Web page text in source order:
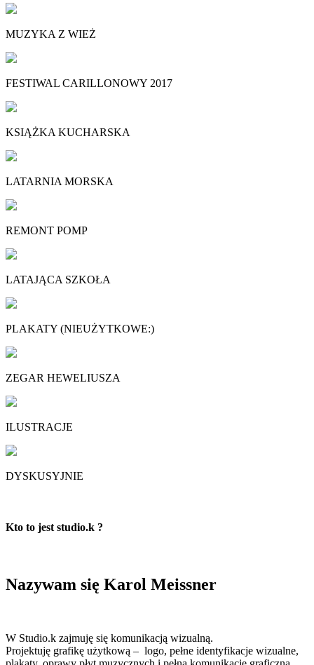
MUZYKA Z WIEŻ
FESTIWAL CARILLONOWY 2017
KSIĄŻKA KUCHARSKA
LATARNIA MORSKA
REMONT POMP
LATAJĄCA SZKOŁA
PLAKATY (NIEUŻYTKOWE:)
ZEGAR HEWELIUSZA
ILUSTRACJE
DYSKUSYJNIE
Kto to jest studio.k ?
Nazywam się Karol Meissner
W Studio.k zajmuję się komunikacją wizualną.
Projektuję grafikę użytkową – logo, pełne identyfikacje wizualne,